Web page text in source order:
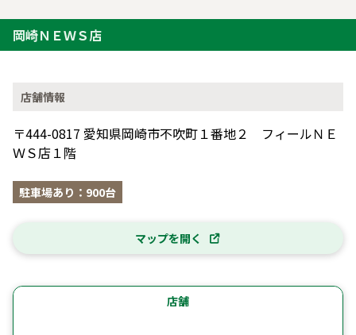
岡崎ＮＥＷＳ店
店舗情報
〒444-0817 愛知県岡崎市不吹町１番地２ フィールＮＥ
ＷＳ店１階
駐車場あり：900台
マップを開く
店舗